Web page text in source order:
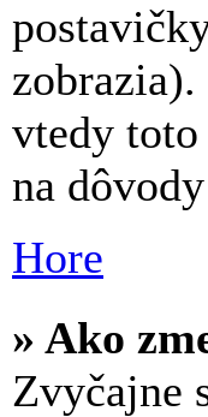
vtedy
na
Hore
» Ako
Zvyčajne